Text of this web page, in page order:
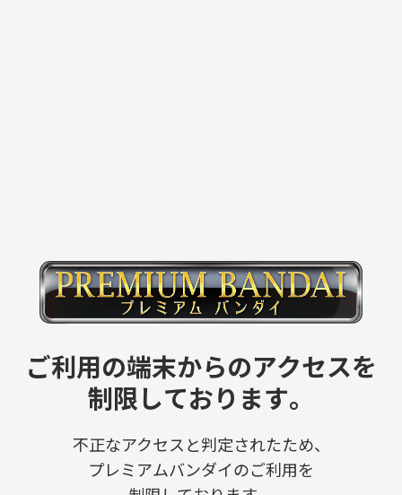
ご利用の端末からのアクセスを
制限しております。
不正なアクセスと判定されたため、
プレミアムバンダイのご利用を